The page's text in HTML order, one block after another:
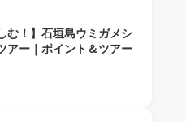
む！】石垣島ウミガメシ
アー｜ポイント＆ツアー